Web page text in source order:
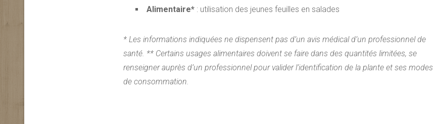
Alimentaire* : utilisation des jeunes feuilles en salades
* Les informations indiquées ne dispensent pas d’un avis médical d’un professionnel de
santé. ** Certains usages alimentaires doivent se faire dans des quantités limitées, se
renseigner auprès d’un professionnel pour valider l’identification de la plante et ses modes
de consommation.